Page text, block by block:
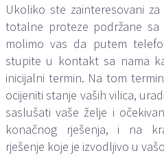
Ukoliko ste zainteresovani
totalne proteze podržane
molimo vas da putem
stupite u kontakt sa nama
inicijalni termin. Na tom
ocijeniti stanje vaših vilica,
saslušati vaše želje i
konačnog rješenja, i na
rješenje koje je izvodljivo u